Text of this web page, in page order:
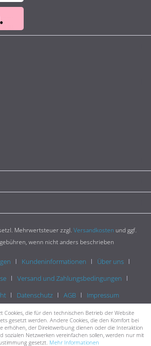
Mehrwertsteuer zzgl. Versandkosten und ggf.
wenn nicht anders beschrieben
Kundeninformationen
Über uns
Versand und Zahlungsbedingungen
Datenschutz AGB Impressum
Cookies, die für den technischen Betrieb der Website
gesetzt werden. Andere Cookies, die den Komfort bei
erhöhen, der Direktwerbung dienen oder die Interaktion
sozialen Netzwerken vereinfachen sollen, werden nur mit
gesetzt. Mehr Informationen